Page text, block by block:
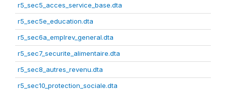
r5_sec5_acces_service_base.dta
r5_sec5e_education.dta
r5_sec6a_emplrev_general.dta
r5_sec7_securite_alimentaire.dta
r5_sec8_autres_revenu.dta
r5_sec10_protection_sociale.dta